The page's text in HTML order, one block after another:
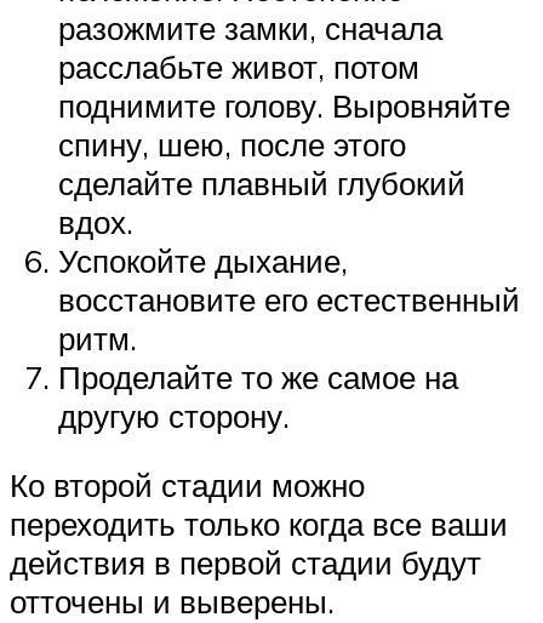
разожмите замки, сначала
расслабьте живот, потом
поднимите голову. Выровняйте
спину, шею, после этого
сделайте плавный глубокий
вдох.
Успокойте дыхание,
восстановите его естественный
ритм.
Проделайте то же самое на
другую сторону.
Ко второй стадии можно
переходить только когда все ваши
действия в первой стадии будут
отточены и выверены.